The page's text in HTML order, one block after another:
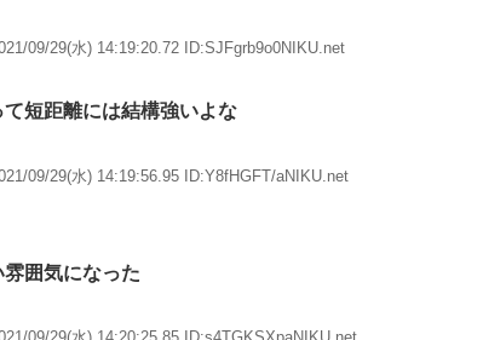
09/29(水) 14:19:20.72 ID:SJFgrb9o0NIKU.net
短距離には結構強いよな
09/29(水) 14:19:56.95 ID:Y8fHGFT/aNIKU.net
囲気になった